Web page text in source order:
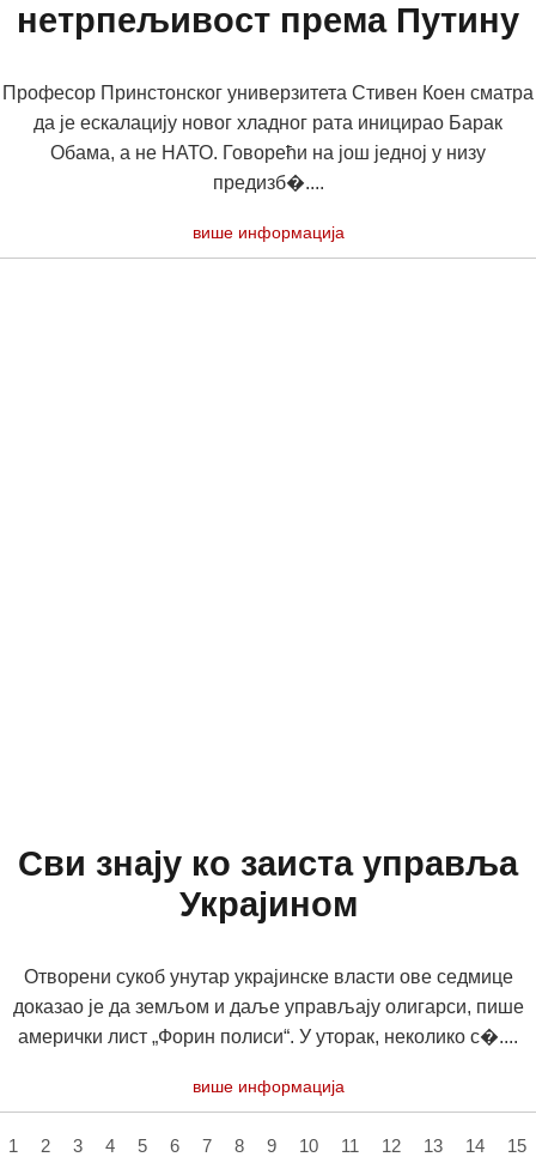
нетрпељивост према Путину
Професор Принстонског универзитета Стивен Коен сматра
да је ескалацију новог хладног рата иницирао Барак
Обама, а не НАТО. Говорећи на још једној у низу
предизб�....
више информација
Сви знају ко заиста управља
Украјином
Отворени сукоб унутар украјинске власти ове седмице
доказао је да земљом и даље управљају олигарси, пише
амерички лист „Форин полиси“. У уторак, неколико с�....
више информација
1 2 3 4 5 6 7 8 9 10 11 12 13 14 15